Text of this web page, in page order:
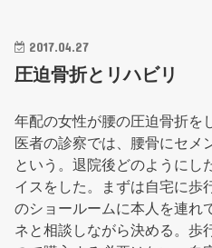
2017.04.27
圧迫骨折とリハビリ
年配の女性が腰の圧迫骨折を
医者の診察では、腰骨にセメ
という。退院後どのようにし
イスをした。まずは自宅に歩
のショールームに本人を連れ
ネと相談しながら決める。歩